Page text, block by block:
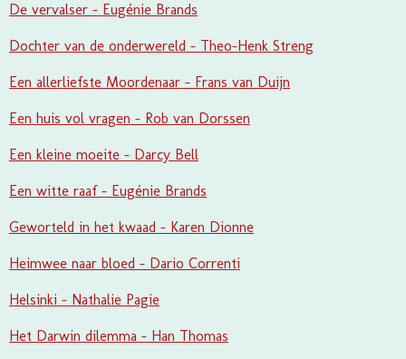
De vervalser - Eugénie Brands
Dochter van de onderwereld - Theo-Henk Streng
Een allerliefste Moordenaar - Frans van Duijn
Een huis vol vragen - Rob van Dorssen
Een kleine moeite - Darcy Bell
Een witte raaf - Eugénie Brands
Geworteld in het kwaad - Karen Dionne
Heimwee naar bloed - Dario Correnti
Helsinki - Nathalie Pagie
Het Darwin dilemma - Han Thomas